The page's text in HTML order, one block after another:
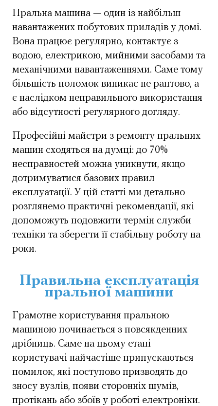
Пральна машина — один із найбільш
навантажених побутових приладів у домі.
Вона працює регулярно, контактує з
водою, електрикою, мийними засобами та
механічними навантаженнями. Саме тому
більшість поломок виникає не раптово, а
є наслідком неправильного використання
або відсутності регулярного догляду.
Професійні майстри з ремонту пральних
машин сходяться на думці: до 70%
несправностей можна уникнути, якщо
дотримуватися базових правил
експлуатації. У цій статті ми детально
розглянемо практичні рекомендації, які
допоможуть подовжити термін служби
техніки та зберегти її стабільну роботу на
роки.
Правильна експлуатація
пральної машини
Грамотне користування пральною
машиною починається з повсякденних
дрібниць. Саме на цьому етапі
користувачі найчастіше припускаються
помилок, які поступово призводять до
зносу вузлів, появи сторонніх шумів,
протікань або збоїв у роботі електроніки.